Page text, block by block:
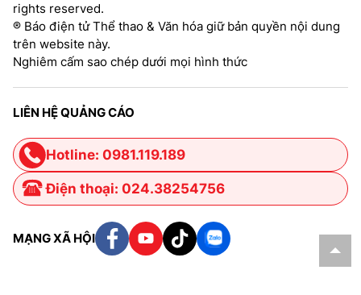
rights reserved.
® Báo điện tử Thể thao & Văn hóa giữ bản quyền nội dung
trên website này.
Nghiêm cấm sao chép dưới mọi hình thức
LIÊN HỆ QUẢNG CÁO
Hotline: 0981.119.189
Điện thoại: 024.38254756
MẠNG XÃ HỘI